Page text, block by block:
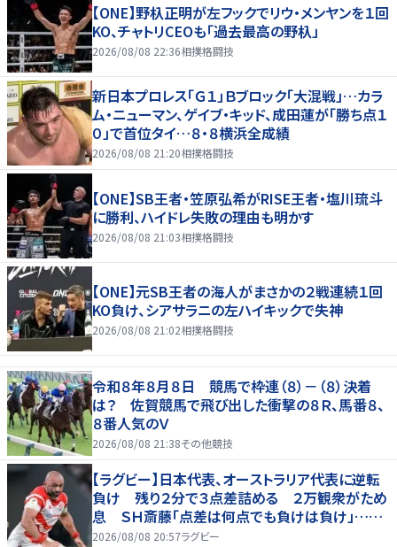
【ONE】野杁正明が左フックでリウ・メンヤンを１回
KO、チャトリCEOも「過去最高の野杁」
2026/08/08 22:36相撲格闘技
新日本プロレス「Ｇ１」Ｂブロック「大混戦」…カラ
ム・ニューマン、ゲイブ・キッド、成田蓮が「勝ち点１
０」で首位タイ…８・８横浜全成績
2026/08/08 21:20相撲格闘技
【ONE】SB王者・笠原弘希がRISE王者・塩川琉斗
に勝利、ハイドレ失敗の理由も明かす
2026/08/08 21:03相撲格闘技
【ONE】元SB王者の海人がまさかの２戦連続１回
KO負け、シアサラニの左ハイキックで失神
2026/08/08 21:02相撲格闘技
令和８年８月８日 競馬で枠連（８）－（８）決着
は？ 佐賀競馬で飛び出した衝撃の８Ｒ、馬番８、
８番人気のＶ
2026/08/08 21:38その他競技
【ラグビー】日本代表、オーストラリア代表に逆転
負け 残り２分で３点差詰める ２万観衆がため
息 ＳＨ斎藤「点差は何点でも負けは負け」…前
半にＳＯ伊藤龍が先制トライ、３２ー３５で惜敗
2026/08/08 20:57ラグビー